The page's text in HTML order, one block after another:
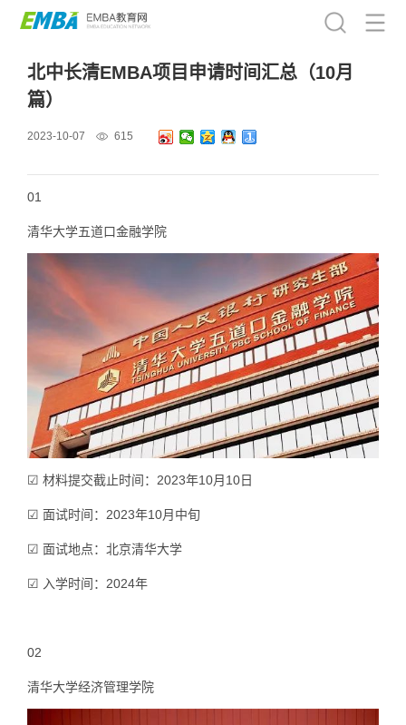
北中长清EMBA项目申请时间汇总（10月
篇）
2023-10-07 615
01
清华大学五道口金融学院
☑ 材料提交截止时间：2023年10月10日
☑ 面试时间：2023年10月中旬
☑ 面试地点：北京清华大学
☑ 入学时间：2024年
02
清华大学经济管理学院